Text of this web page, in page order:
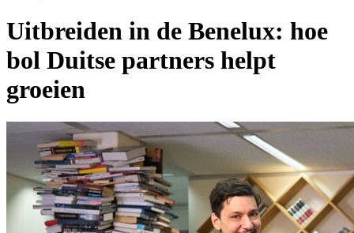
Uitbreiden in de Benelux: hoe
bol Duitse partners helpt
groeien